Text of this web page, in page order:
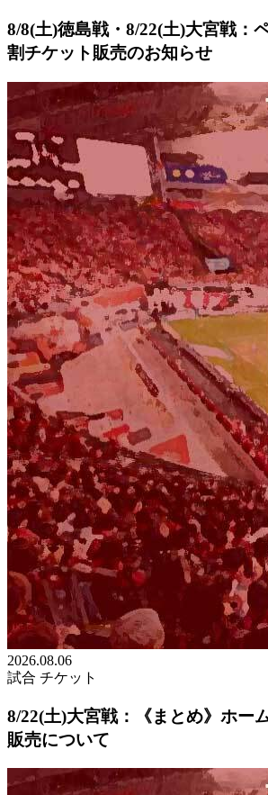
8/8(土)徳島戦・8/22(土)大宮戦：
割チケット販売のお知らせ
2026.08.06
試合 チケット
8/22(土)大宮戦：《まとめ》ホー
販売について